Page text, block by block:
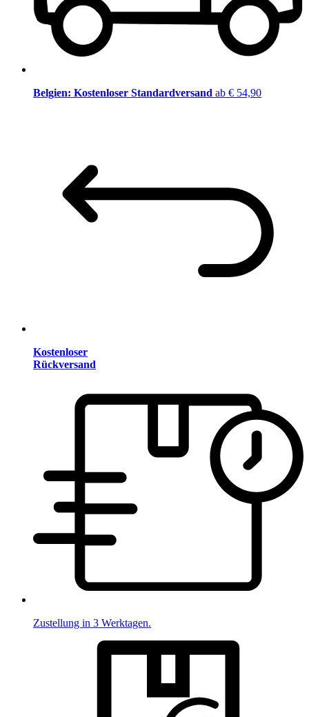
Belgien: Kostenloser Standardversand ab € 54,90
Kostenloser
Rückversand
Zustellung in 3 Werktagen.